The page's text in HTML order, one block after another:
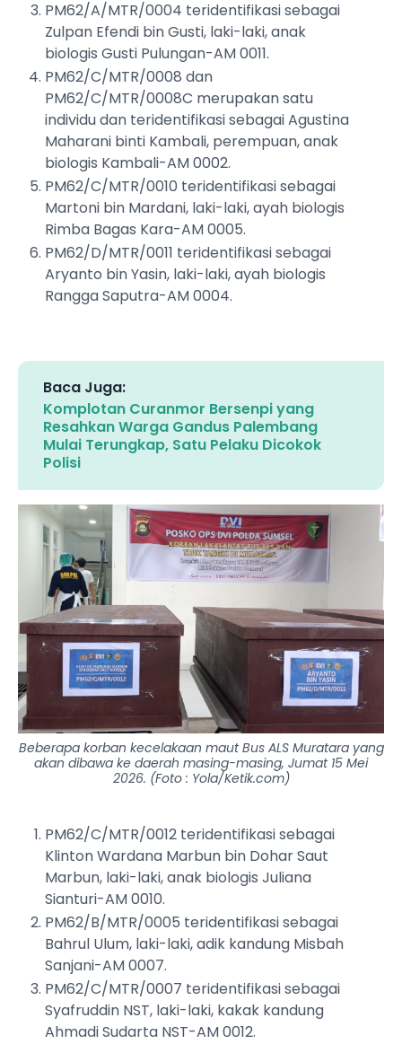
PM62/A/MTR/0004 teridentifikasi sebagai
Zulpan Efendi bin Gusti, laki-laki, anak
biologis Gusti Pulungan-AM 0011.
PM62/C/MTR/0008 dan
PM62/C/MTR/0008C merupakan satu
individu dan teridentifikasi sebagai Agustina
Maharani binti Kambali, perempuan, anak
biologis Kambali-AM 0002.
PM62/C/MTR/0010 teridentifikasi sebagai
Martoni bin Mardani, laki-laki, ayah biologis
Rimba Bagas Kara-AM 0005.
PM62/D/MTR/0011 teridentifikasi sebagai
Aryanto bin Yasin, laki-laki, ayah biologis
Rangga Saputra-AM 0004.
Baca Juga:
Komplotan Curanmor Bersenpi yang
Resahkan Warga Gandus Palembang
Mulai Terungkap, Satu Pelaku Dicokok
Polisi
Beberapa korban kecelakaan maut Bus ALS Muratara yang
akan dibawa ke daerah masing-masing, Jumat 15 Mei
2026. (Foto : Yola/Ketik.com)
PM62/C/MTR/0012 teridentifikasi sebagai
Klinton Wardana Marbun bin Dohar Saut
Marbun, laki-laki, anak biologis Juliana
Sianturi-AM 0010.
PM62/B/MTR/0005 teridentifikasi sebagai
Bahrul Ulum, laki-laki, adik kandung Misbah
Sanjani-AM 0007.
PM62/C/MTR/0007 teridentifikasi sebagai
Syafruddin NST, laki-laki, kakak kandung
Ahmadi Sudarta NST-AM 0012.